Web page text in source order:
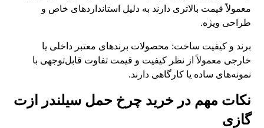
معمولاً قیمت بالاتری دارند به دلیل استانداردهای خاص و
طراحی ویژه.
برند و کیفیت ساخت: محصولات برندهای معتبر داخلی یا
خارجی معمولاً از نظر کیفیت و قیمت تفاوت قابل‌توجهی با
نمونه‌های ساده یا کارگاهی دارند.
نکات مهم در خرید چرخ حمل سیلندر ازت
گازی